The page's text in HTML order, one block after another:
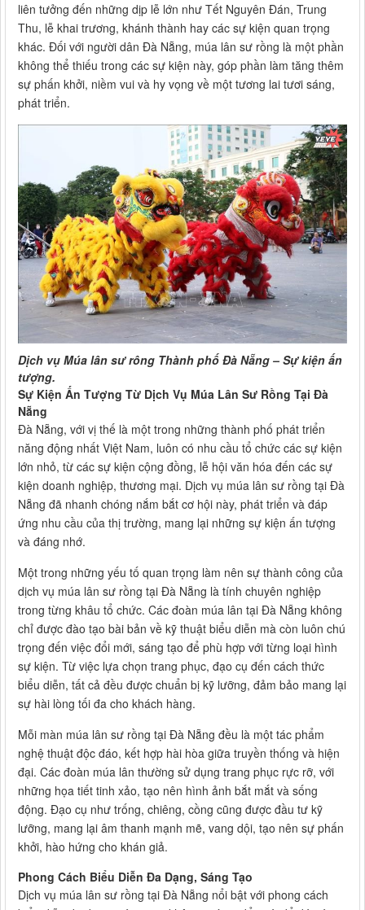
liên tưởng đến những dịp lễ lớn như Tết Nguyên Đán, Trung
Thu, lễ khai trương, khánh thành hay các sự kiện quan trọng
khác. Đối với người dân Đà Nẵng, múa lân sư rồng là một phần
không thể thiếu trong các sự kiện này, góp phần làm tăng thêm
sự phấn khởi, niềm vui và hy vọng về một tương lai tươi sáng,
phát triển.
Dịch vụ Múa lân sư rông Thành phố Đà Nẵng – Sự kiện ấn
tượng.
Sự Kiện Ấn Tượng Từ Dịch Vụ Múa Lân Sư Rồng Tại Đà
Nẵng
Đà Nẵng, với vị thế là một trong những thành phố phát triển
năng động nhất Việt Nam, luôn có nhu cầu tổ chức các sự kiện
lớn nhỏ, từ các sự kiện cộng đồng, lễ hội văn hóa đến các sự
kiện doanh nghiệp, thương mại. Dịch vụ múa lân sư rồng tại Đà
Nẵng đã nhanh chóng nắm bắt cơ hội này, phát triển và đáp
ứng nhu cầu của thị trường, mang lại những sự kiện ấn tượng
và đáng nhớ.
Một trong những yếu tố quan trọng làm nên sự thành công của
dịch vụ múa lân sư rồng tại Đà Nẵng là tính chuyên nghiệp
trong từng khâu tổ chức. Các đoàn múa lân tại Đà Nẵng không
chỉ được đào tạo bài bản về kỹ thuật biểu diễn mà còn luôn chú
trọng đến việc đổi mới, sáng tạo để phù hợp với từng loại hình
sự kiện. Từ việc lựa chọn trang phục, đạo cụ đến cách thức
biểu diễn, tất cả đều được chuẩn bị kỹ lưỡng, đảm bảo mang lại
sự hài lòng tối đa cho khách hàng.
Mỗi màn múa lân sư rồng tại Đà Nẵng đều là một tác phẩm
nghệ thuật độc đáo, kết hợp hài hòa giữa truyền thống và hiện
đại. Các đoàn múa lân thường sử dụng trang phục rực rỡ, với
những họa tiết tinh xảo, tạo nên hình ảnh bắt mắt và sống
động. Đạo cụ như trống, chiêng, cồng cũng được đầu tư kỹ
lưỡng, mang lại âm thanh mạnh mẽ, vang dội, tạo nên sự phấn
khởi, hào hứng cho khán giả.
Phong Cách Biểu Diễn Đa Dạng, Sáng Tạo
Dịch vụ múa lân sư rồng tại Đà Nẵng nổi bật với phong cách